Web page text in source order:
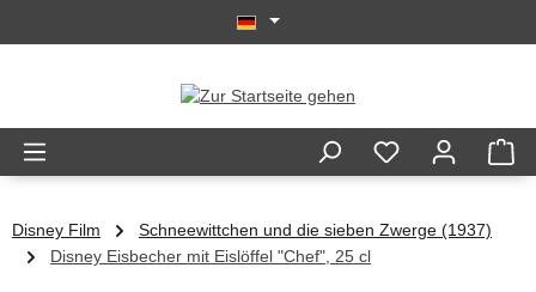
Disney Film
Schneewittchen und die sieben Zwerge (1937)
Disney Eisbecher mit Eislöffel "Chef", 25 cl